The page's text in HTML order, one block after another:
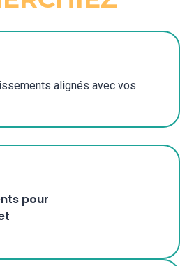
alignés avec vos
pour